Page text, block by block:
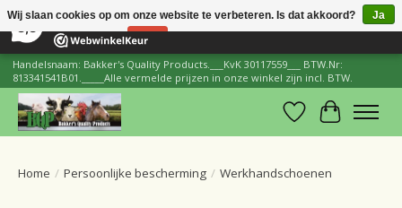
206 Reviews ×
Handelsnaam: Bakker's Quality Products.___KvK 30117559___ BTW.Nr:
813341541B01._____Alle vermelde prijzen in onze winkel zijn incl. BTW.
Verlanglijst
Home / Persoonlijke bescherming / Werkhandschoenen
Wij slaan cookies op om onze website te verbeteren. Is dat akkoord?
Ja
Nee